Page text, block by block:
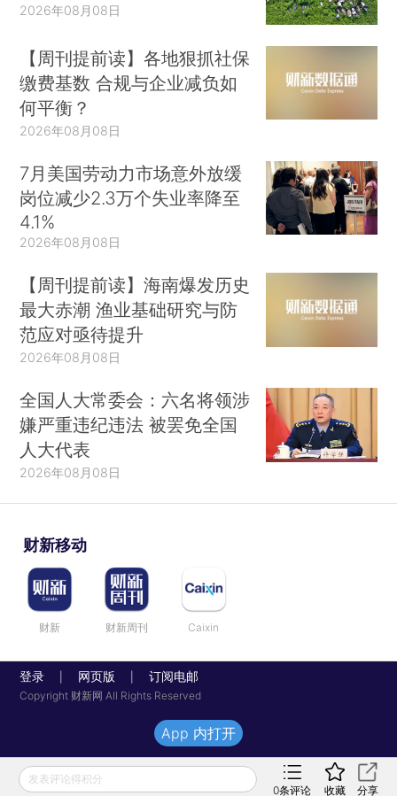
2026年08月08日
【周刊提前读】各地狠抓社保
缴费基数 合规与企业减负如
何平衡？
2026年08月08日
7月美国劳动力市场意外放缓
岗位减少2.3万个失业率降至
4.1%
2026年08月08日
【周刊提前读】海南爆发历史
最大赤潮 渔业基础研究与防
范应对亟待提升
2026年08月08日
全国人大常委会：六名将领涉
嫌严重违纪违法 被罢免全国
人大代表
2026年08月08日
财新移动
财新 财新周刊 Caixin
登录 网页版 订阅电邮
Copyright 财新网 All Rights Reserved
发表评论得积分
0条评论 收藏 分享
App 内打开